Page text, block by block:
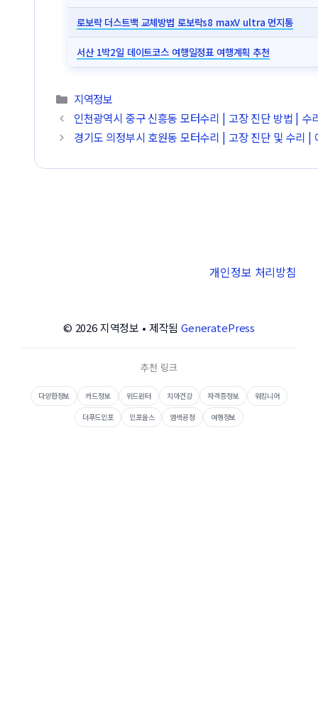
로보락 더스트백 교체방법 로보락s8 maxV ultra 먼지통
서산 1박2일 데이트코스 여행일정표 여행계획 추천
카테고리
지역정보
인천광역시 중구 신흥동 모터수리 | 고장 진단 방법 | 수
경기도 의정부시 호원동 모터수리 | 고장 진단 및 수리 |
개인정보 처리방침
© 2026 지역정보 • 제작됨GeneratePress
추천 링크
다양한정보 카드정보 위드윈터 치아건강 자격증정보
워킹니어
더푸드인포
인포웁스 염색공정 여행정보